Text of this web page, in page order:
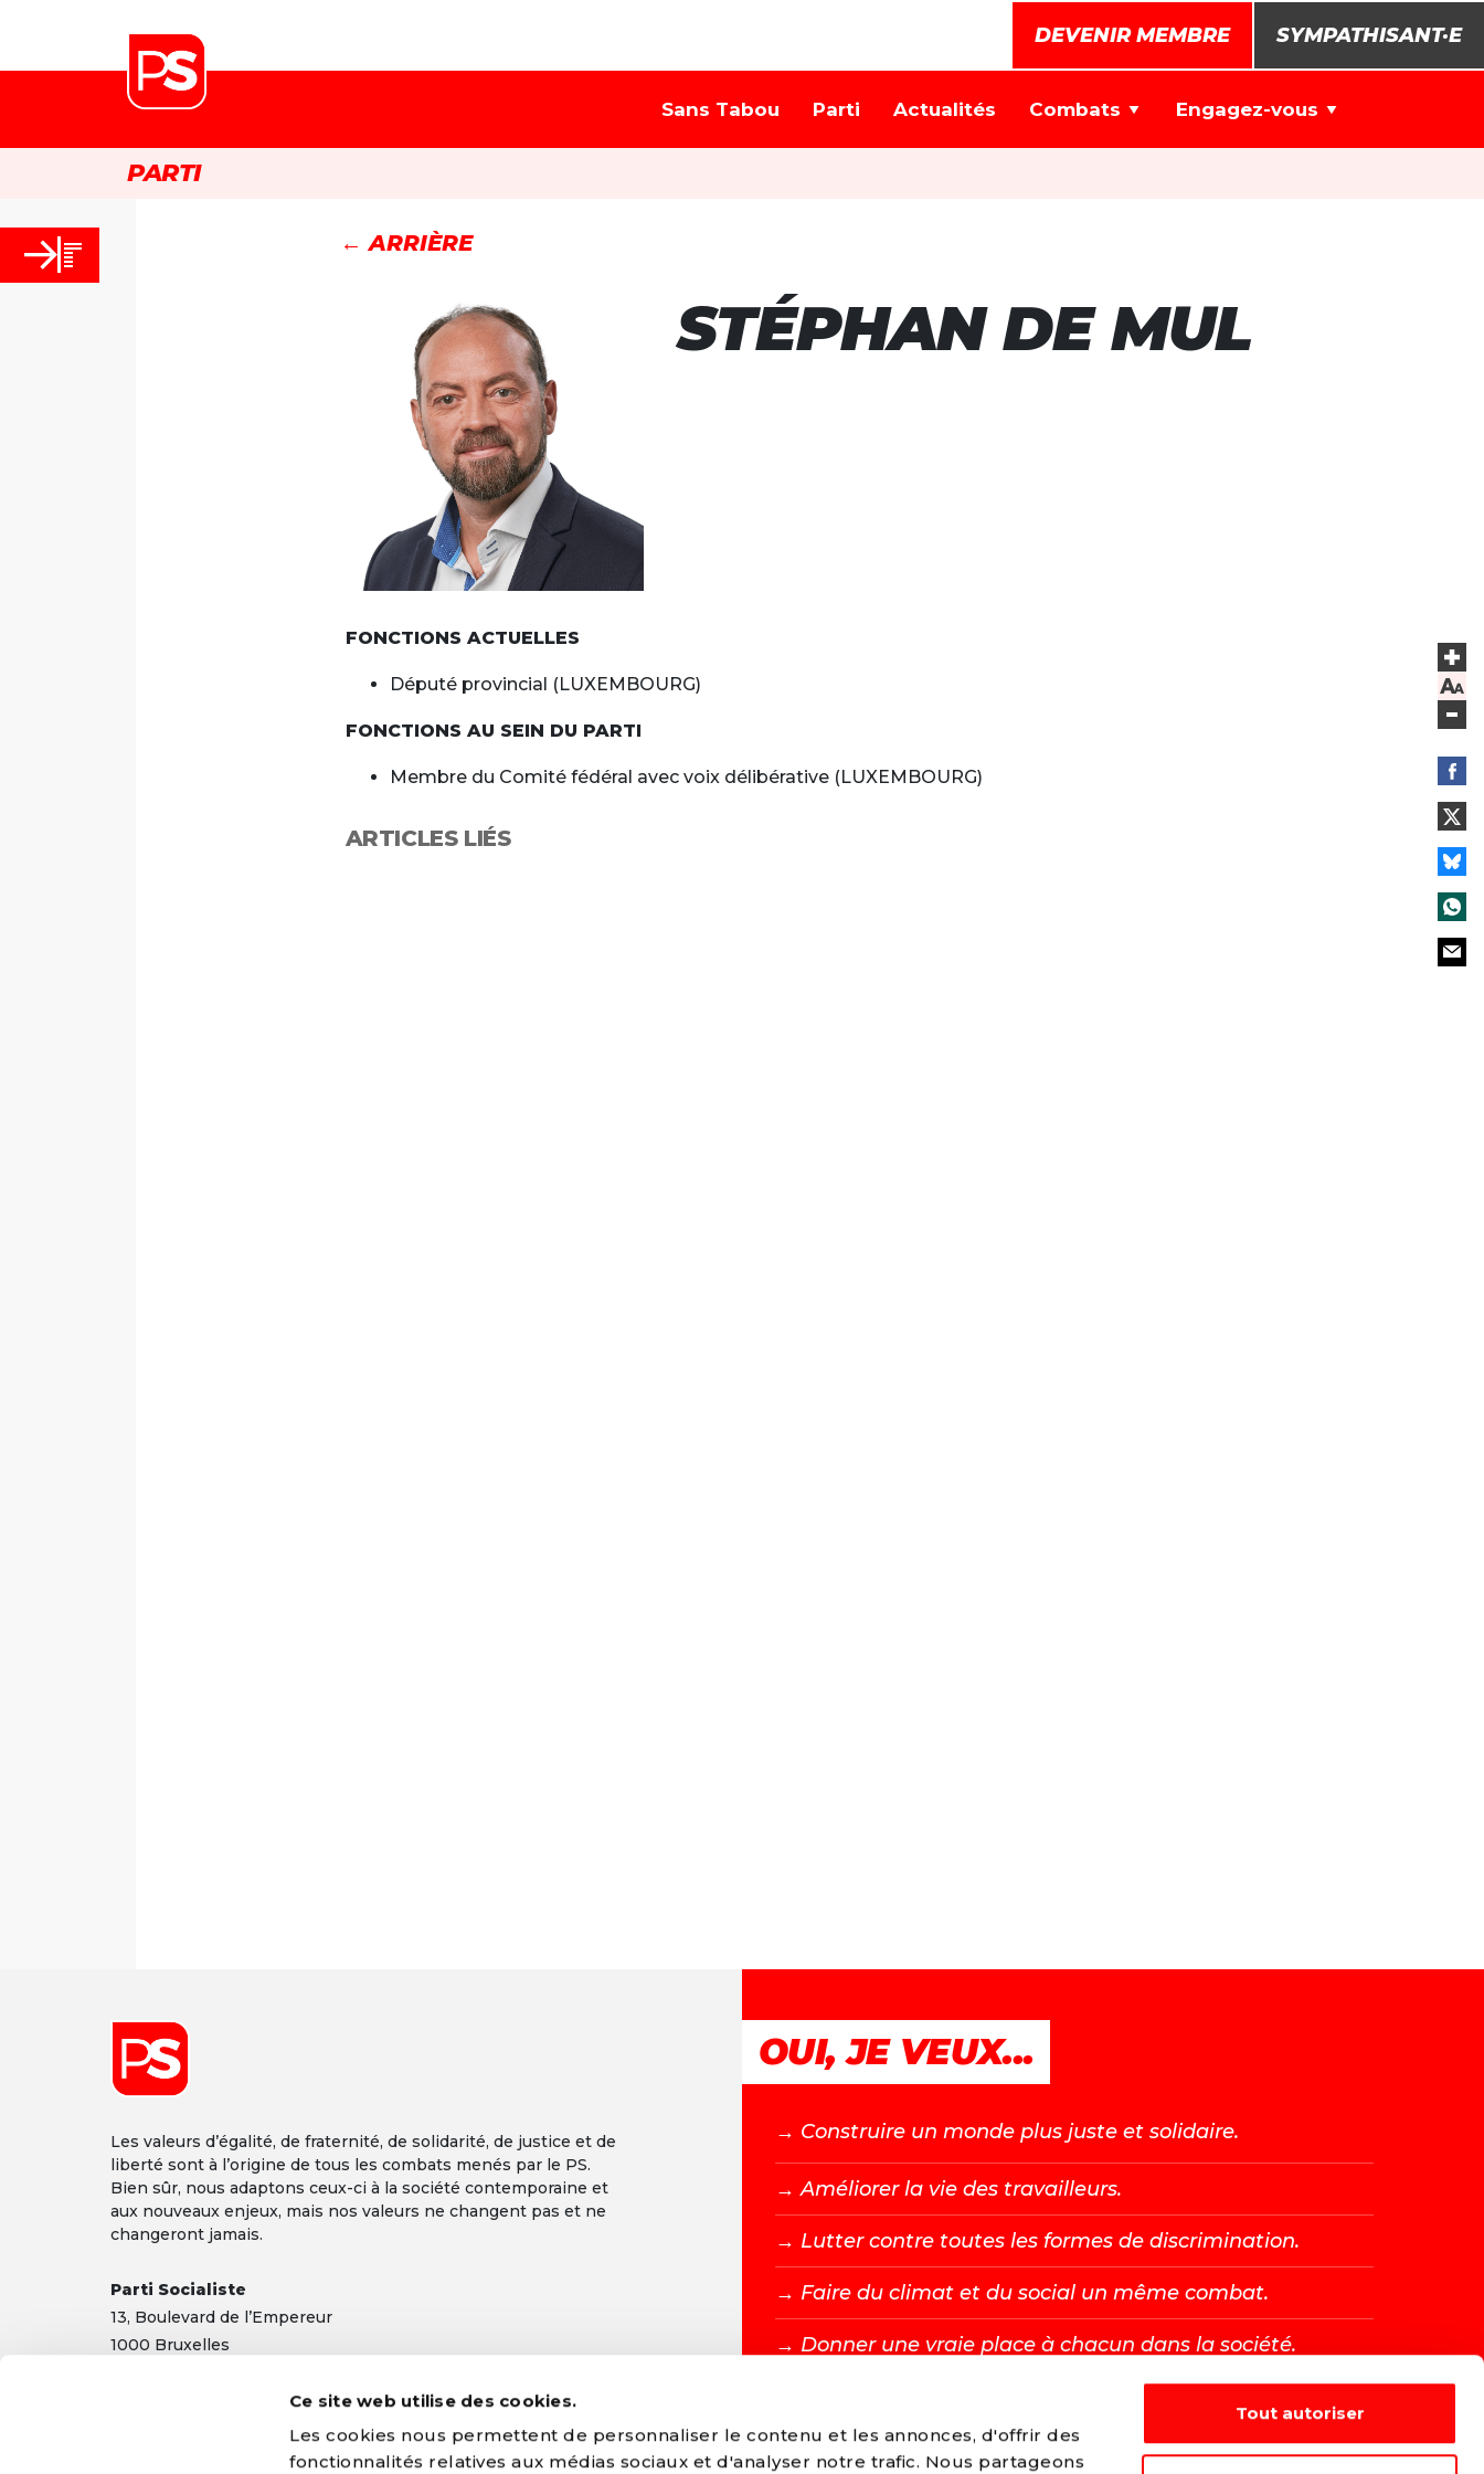
Ce site web utilise des cookies.
Les cookies nous permettent de personnaliser le contenu et les annonces, d'offrir des
fonctionnalités relatives aux médias sociaux et d'analyser notre trafic. Nous partageons
Tout autoriser
DEVENIR MEMBRE SYMPATHISANT·E
Sans Tabou Parti Actualités Combats Engagez-vous
PARTI
Font size
← ARRIÈRE
STÉPHAN DE MUL
FONCTIONS ACTUELLES
Député provincial (LUXEMBOURG)
FONCTIONS AU SEIN DU PARTI
Membre du Comité fédéral avec voix délibérative (LUXEMBOURG)
ARTICLES LIÉS
Les valeurs d’égalité, de fraternité, de solidarité, de justice et de
liberté sont à l’origine de tous les combats menés par le PS.
Bien sûr, nous adaptons ceux-ci à la société contemporaine et
aux nouveaux enjeux, mais nos valeurs ne changent pas et ne
changeront jamais.
Parti Socialiste
13, Boulevard de l’Empereur
1000 Bruxelles
Mentions légales |Confidentialité
OUI, JE VEUX...
→ Construire un monde plus juste et solidaire.
→ Améliorer la vie des travailleurs.
→ Lutter contre toutes les formes de discrimination.
→ Faire du climat et du social un même combat.
→ Donner une vraie place à chacun dans la société.
DEVENIR MEMBRE →